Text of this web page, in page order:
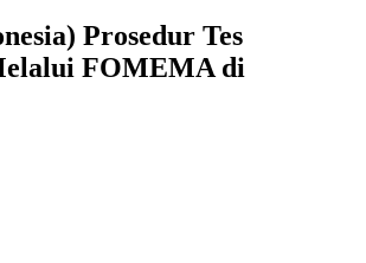
Prosedur Tes
FOMEMA di